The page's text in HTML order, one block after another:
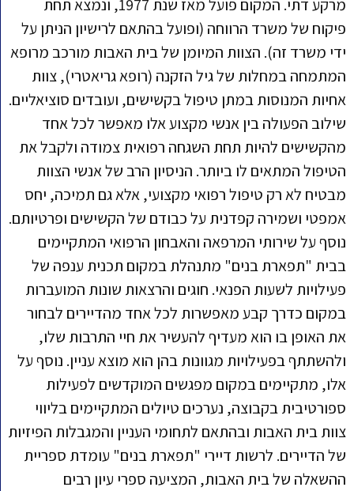
מרקע דתי. המקום פועל מאז שנת 1977, ונמצא תחת
פיקוח של משרד הרווחה (ופועל בהתאם לרישיון הניתן על
ידי משרד זה). הצוות המיומן של בית האבות מורכב מרופא
המתמחה במחלות של גיל הזקנה (רופא גריאטרי), צוות
אחיות המנוסות במתן טיפול בקשישים, ועובדים סוציאליים.
שילוב הפעולה בין אנשי מקצוע אלו מאפשר לכל אחד
מהקשישים להיות תחת השגחה רפואית צמודה ולקבל את
הטיפול המתאים לו ביותר. הניסיון הרב של אנשי הצוות
מבטיח לא רק טיפול רפואי מקצועי, אלא גם תמיכה, יחס
אמפטי ושמירה קפדנית על כבודם של הקשישים ופרטיותם.
נוסף על שירותי המרפאה והאבחון הרפואי המתקיימים
בבית "תפארת בנים" מתנהלת במקום תכנית ענפה של
פעילויות לשעות הפנאי. חוגים והרצאות שונות המועברות
במקום כדרך קבע מאפשרות לכל אחד מהדיירים לבחור
את האופן בו הוא מעדיף להעשיר את חיי התרבות שלו,
ולהשתתף בפעילויות מגוונות בהן הוא מוצא עניין. נוסף על
אלו, מתקיימים במקום מפגשים המוקדשים לפעילות
ספורטיבית בקבוצה, נערכים טיולים המתקיימים בליווי
צוות בית האבות ובהתאם לתחומי העניין והמגבלות הפיזיות
של הדיירים. לרשות דיירי "תפארת בנים" עומדת ספריית
ההשאלה של בית האבות, המציעה ספרי עיון רבים